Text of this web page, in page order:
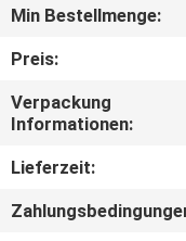
SIE
UNS
Min Bestellmenge:
Preis:
Verpackung
Informationen:
Lieferzeit: